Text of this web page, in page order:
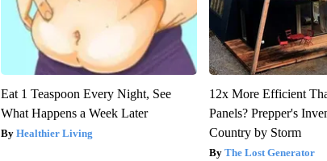
Eat 1 Teaspoon Every Night, See
What Happens a Week Later
Healthier Living
12x More Efficient
Panels? Prepper's
Country by Storm
The Lost Generator